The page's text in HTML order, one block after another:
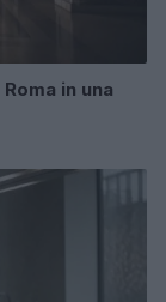
in una